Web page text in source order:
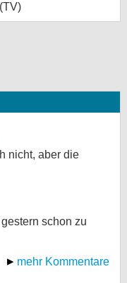
nicht, aber die
schon zu
mehr Kommentare